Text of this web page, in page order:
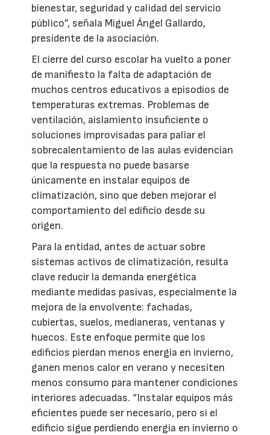
bienestar, seguridad y calidad del servicio
público”, señala Miguel Ángel Gallardo,
presidente de la asociación.
El cierre del curso escolar ha vuelto a poner
de manifiesto la falta de adaptación de
muchos centros educativos a episodios de
temperaturas extremas. Problemas de
ventilación, aislamiento insuficiente o
soluciones improvisadas para paliar el
sobrecalentamiento de las aulas evidencian
que la respuesta no puede basarse
únicamente en instalar equipos de
climatización, sino que deben mejorar el
comportamiento del edificio desde su
origen.
Para la entidad, antes de actuar sobre
sistemas activos de climatización, resulta
clave reducir la demanda energética
mediante medidas pasivas, especialmente la
mejora de la envolvente: fachadas,
cubiertas, suelos, medianeras, ventanas y
huecos. Este enfoque permite que los
edificios pierdan menos energía en invierno,
ganen menos calor en verano y necesiten
menos consumo para mantener condiciones
interiores adecuadas. “Instalar equipos más
eficientes puede ser necesario, pero si el
edificio sigue perdiendo energía en invierno o